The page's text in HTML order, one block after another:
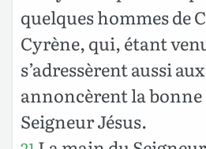
quelques hommes de
Cyrène, qui, étant
s’adressèrent aussi
annoncèrent la
Seigneur Jésus.